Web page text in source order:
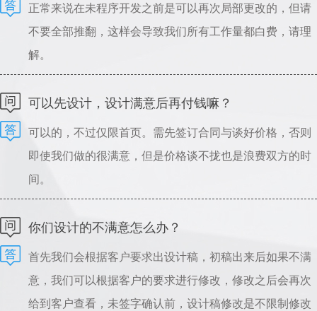
正常来说在未程序开发之前是可以再次局部更改的，但请
不要全部推翻，这样会导致我们所有工作量都白费，请理
解。
可以先设计，设计满意后再付钱嘛？
可以的，不过仅限首页。需先签订合同与谈好价格，否则
即使我们做的很满意，但是价格谈不拢也是浪费双方的时
间。
你们设计的不满意怎么办？
首先我们会根据客户要求出设计稿，初稿出来后如果不满
意，我们可以根据客户的要求进行修改，修改之后会再次
给到客户查看，未签字确认前，设计稿修改是不限制修改